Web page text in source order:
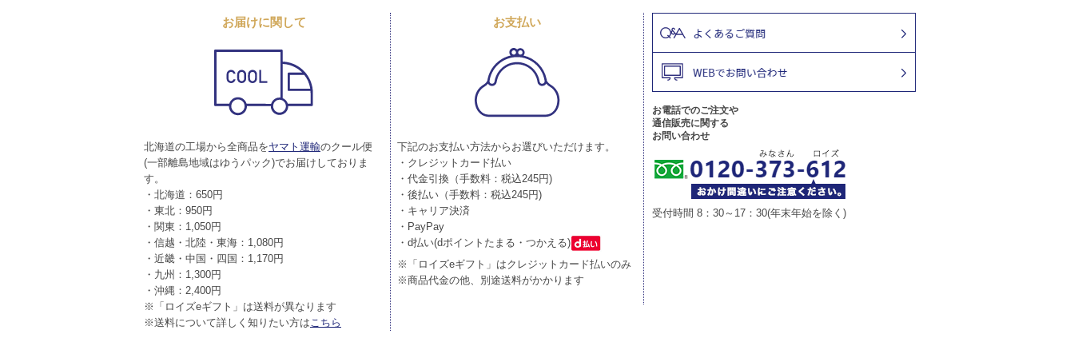
お届けに関して
北海道の工場から全商品をヤマト運輸のクール便
(一部離島地域はゆうパック)でお届けしておりま
す。
・北海道：650円
・東北：950円
・関東：1,050円
・信越・北陸・東海：1,080円
・近畿・中国・四国：1,170円
・九州：1,300円
・沖縄：2,400円
※「ロイズeギフト」は送料が異なります
※送料について詳しく知りたい方はこちら
お支払い
下記のお支払い方法からお選びいただけます。
・クレジットカード払い
・代金引換（手数料：税込245円)
・後払い（手数料：税込245円)
・キャリア決済
・PayPay
・d払い(dポイントたまる・つかえる)
※「ロイズeギフト」はクレジットカード払いのみ
※商品代金の他、別途送料がかかります
お電話でのご注文や
通信販売に関する
お問い合わせ
受付時間 8：30～17：30(年末年始を除く)